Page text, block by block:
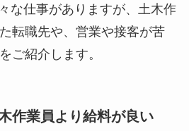
な仕事がありますが、土木作
転職先や、営業や接客が苦
ご紹介します。
作業員より給料が良い